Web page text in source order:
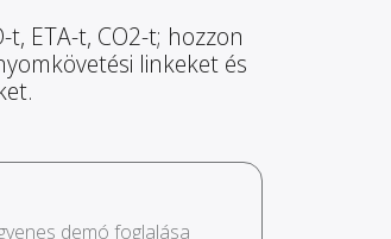
ETA-t, CO2-t; hozzon
linkeket és
demó foglalása